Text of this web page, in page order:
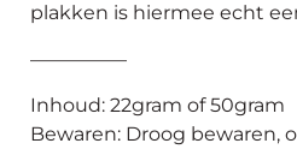
plakken is hiermee echt
—————
Inhoud: 22gram of 50gram
Bewaren: Droog bewaren,